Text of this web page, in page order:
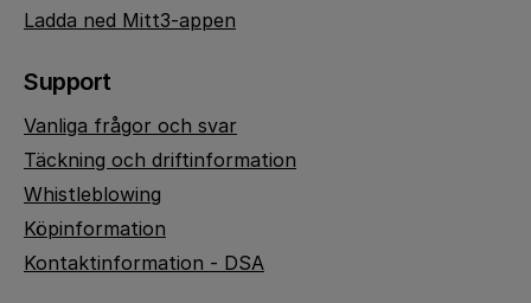
Ladda ned Mitt3-appen
Support
Vanliga frågor och svar
Täckning och driftinformation
Whistleblowing
Köpinformation
Kontaktinformation - DSA